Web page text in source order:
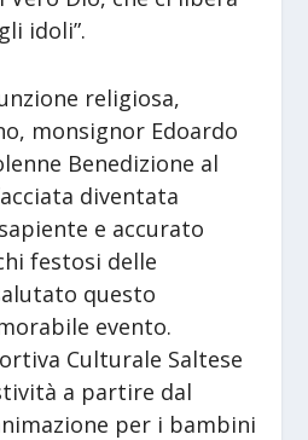
idoli”.
religiosa,
monsignor Edoardo
Benedizione al
diventata
e accurato
festosi delle
questo
evento.
Culturale Saltese
a partire dal
per i bambini